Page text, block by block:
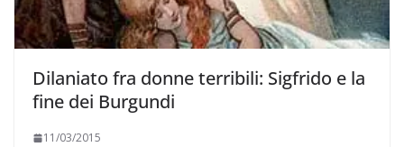
Dilaniato fra donne terribili: Sigfrido e la
fine dei Burgundi
11/03/2015